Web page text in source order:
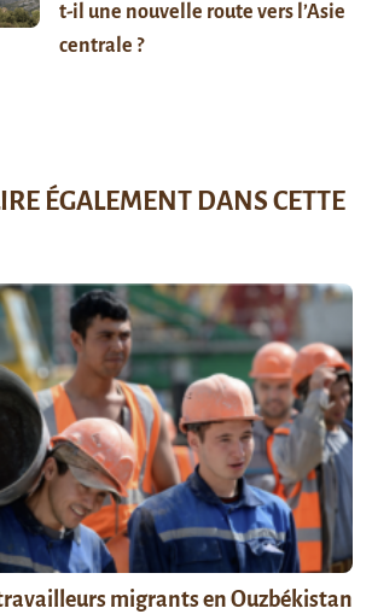
t-il une nouvelle route vers l’Asie
centrale ?
ÉGALEMENT DANS CETTE
migrants en Ouzbékistan